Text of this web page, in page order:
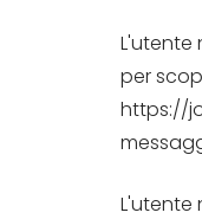
L'utente
per
https://
L'utente